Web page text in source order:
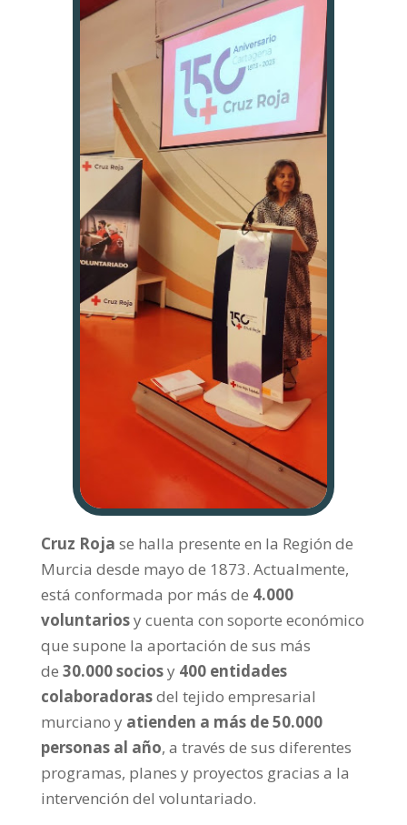
Cruz Roja se halla presente en la Región de
Murcia desde mayo de 1873. Actualmente,
está conformada por más de 4.000
voluntariosy cuenta con soporte económico
que supone la aportación de sus más
de 30.000 sociosy 400 entidades
colaboradorasdel tejido empresarial
murciano y atienden a más de 50.000
personas al año, a través de sus diferentes
programas, planes y proyectos gracias a la
intervención del voluntariado.